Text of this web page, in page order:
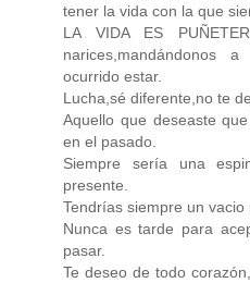
tener la vida con la que
LA VIDA ES
narices,mandándonos
ocurrido estar.
Lucha,sé diferente,no te
Aquello que deseaste
en el pasado.
Siempre sería una
presente.
Tendrías siempre un vacio
Nunca es tarde para
pasar.
Te deseo de todo